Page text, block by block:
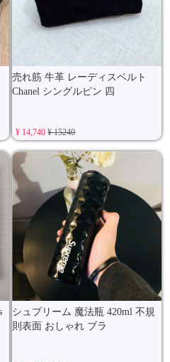
売れ筋 牛革 レーディスベルト
Chanel シングルピン 四
¥ 14,740¥ 15240
シュプリーム 魔法瓶 420ml 不規
則表面 おしゃれ ブラ